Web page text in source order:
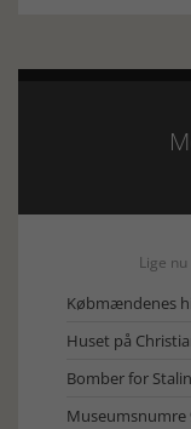
Lige nu
Købmændenes
Huset på
Bomber for Stalin